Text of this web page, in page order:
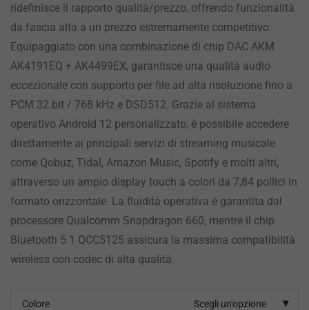
ridefinisce il rapporto qualità/prezzo, offrendo funzionalità
da fascia alta a un prezzo estremamente competitivo.
Equipaggiato con una combinazione di chip DAC AKM
AK4191EQ + AK4499EX, garantisce una qualità audio
eccezionale con supporto per file ad alta risoluzione fino a
PCM 32 bit / 768 kHz e DSD512. Grazie al sistema
operativo Android 12 personalizzato, è possibile accedere
direttamente ai principali servizi di streaming musicale
come Qobuz, Tidal, Amazon Music, Spotify e molti altri,
attraverso un ampio display touch a colori da 7,84 pollici in
formato orizzontale. La fluidità operativa è garantita dal
processore Qualcomm Snapdragon 660, mentre il chip
Bluetooth 5.1 QCC5125 assicura la massima compatibilità
wireless con codec di alta qualità.
Colore Scegli un'opzione